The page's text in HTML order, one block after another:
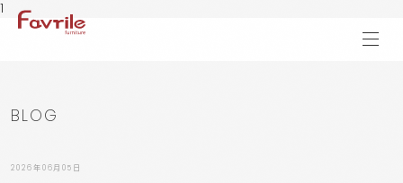
1
BLOG
2026年06月05日